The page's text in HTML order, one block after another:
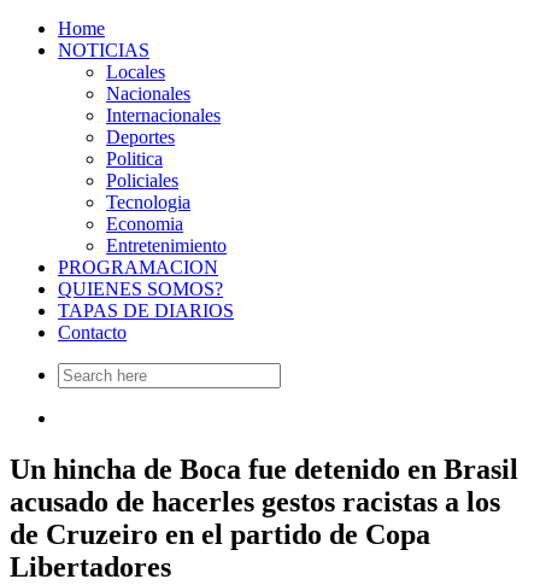
Home
NOTICIAS
Locales
Nacionales
Internacionales
Deportes
Politica
Policiales
Tecnologia
Economia
Entretenimiento
PROGRAMACION
QUIENES SOMOS?
TAPAS DE DIARIOS
Contacto
Search
for:
Un hincha de Boca fue detenido en Brasil
acusado de hacerles gestos racistas a los
de Cruzeiro en el partido de Copa
Libertadores